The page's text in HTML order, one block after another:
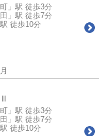
」駅 徒歩3分
」駅 徒歩7分
徒歩10分
」駅 徒歩3分
」駅 徒歩7分
徒歩10分